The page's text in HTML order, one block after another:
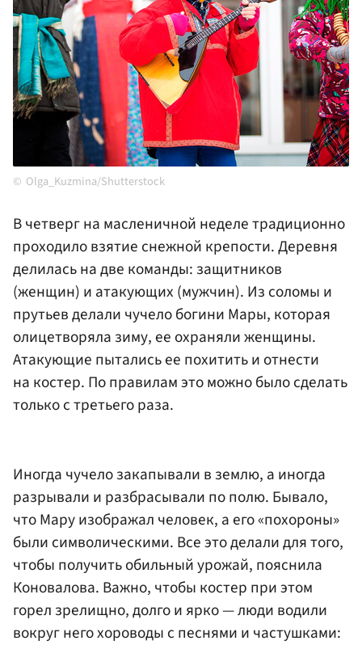
Olga_Kuzmina/Shutterstock
В четверг на масленичной неделе традиционно
проходило взятие снежной крепости. Деревня
делилась на две команды: защитников
(женщин) и атакующих (мужчин). Из соломы и
прутьев делали чучело богини Мары, которая
олицетворяла зиму, ее охраняли женщины.
Атакующие пытались ее похитить и отнести
на костер. По правилам это можно было сделать
только с третьего раза.
Иногда чучело закапывали в землю, а иногда
разрывали и разбрасывали по полю. Бывало,
что Мару изображал человек, а его «похороны»
были символическими. Все это делали для того,
чтобы получить обильный урожай, пояснила
Коновалова. Важно, чтобы костер при этом
горел зрелищно, долго и ярко — люди водили
вокруг него хороводы с песнями и частушками: